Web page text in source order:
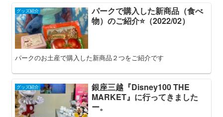
グッズ紹介
パークで購入した新商品（食べ
物）のご紹介⭐️（2022/02）
パークのお土産で購入した新商品２つをご紹介です
グッズ紹介
銀座三越『Disney100 THE
MARKET』に行ってきました
ー。